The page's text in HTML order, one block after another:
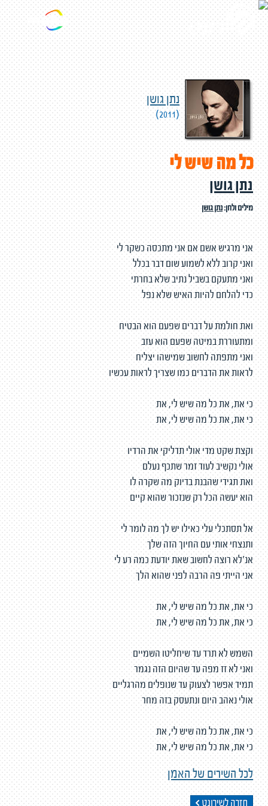
נתן גושן
(2011)
כל מה שיש לי
נתן גושן
מילים ולחן:נתן גושן
אני מרגיש אשם אם אני מתכסה כשקר לי
ואני קרוב ללא לשמוע שום דבר בכלל
ואני מתעקם בשביל נתיב שלא בחרתי
כדי להלחם להיות האיש שלא נפל
ואת חולמת על דברים שפעם הוא הבטיח
ומתעוררת במיטה שפעם הוא עזב
ואני מתפתה לחשוב שמישהו יצליח
לראות את הדברים כמו שצריך לראות עכשיו
כי את, את כל מה שיש לי, את
כי את, את כל מה שיש לי, את
וקצת שקט מדי אולי תדליקי את הרדיו
אולי נקשיב לעוד זמר שתכף נעלם
ואת תגידי שהבנת בדיוק מה שקרה לו
הוא יעשה הכל רק שנזכור שהוא קיים
אל תסתכלי עלי כאילו יש לך מה לומר לי
ותנצחי אותי עם החיוך הזה שלך
אנ'לא רוצה לחשוב שאת יודעת כמה רע לי
אני הייתי פה הרבה לפני שהוא הלך
כי את, את כל מה שיש לי, את
כי את, את כל מה שיש לי, את
השמש לא תרד עד שיחליטו השמיים
ואני לא זז מפה עד שהיום הזה נגמר
תמיד אפשר לצעוק עד שנופלים מהרגליים
אולי נאהב היום ונתעסק בזה מחר
כי את, את כל מה שיש לי, את
כי את, את כל מה שיש לי, את
לכל השירים של האמן